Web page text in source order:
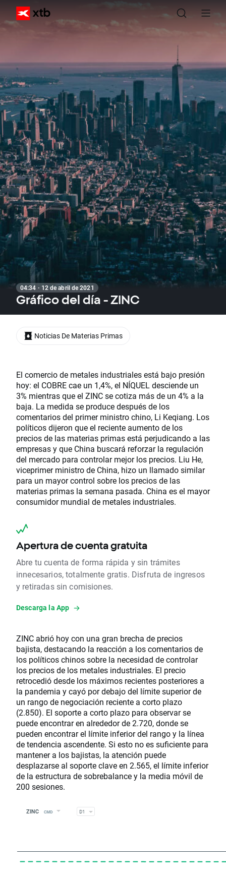
04:34 · 12 de abril de 2021
Gráfico del día - ZINC
El comercio de metales industriales está bajo presión
hoy: el COBRE cae un 1,4%, el NÍQUEL desciende un
3% mientras que el ZINC se cotiza más de un 4% a la
baja. La medida se produce después de los
comentarios del primer ministro chino, Li Keqiang. Los
políticos dijeron que el reciente aumento de los
precios de las materias primas está perjudicando a las
empresas y que China buscará reforzar la regulación
del mercado para controlar mejor los precios. Liu He,
viceprimer ministro de China, hizo un llamado similar
para un mayor control sobre los precios de las
materias primas la semana pasada. China es el mayor
consumidor mundial de metales industriales.
Apertura de cuenta gratuita
Abre tu cuenta de forma rápida y sin trámites
innecesarios, totalmente gratis. Disfruta de ingresos
y retiradas sin comisiones.
Descarga la App
ZINC abrió hoy con una gran brecha de precios
bajista, destacando la reacción a los comentarios de
los políticos chinos sobre la necesidad de controlar
los precios de los metales industriales. El precio
retrocedió desde los máximos recientes posteriores a
la pandemia y cayó por debajo del límite superior de
un rango de negociación reciente a corto plazo
(2.850). El soporte a corto plazo para observar se
puede encontrar en alrededor de 2.720, donde se
pueden encontrar el límite inferior del rango y la línea
de tendencia ascendente. Si esto no es suficiente para
mantener a los bajistas, la atención puede
desplazarse al soporte clave en 2.565, el límite inferior
de la estructura de sobrebalance y la media móvil de
200 sesiones.
Noticias De Materias Primas